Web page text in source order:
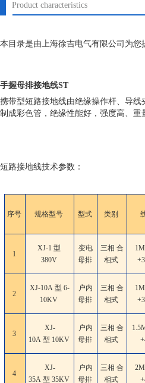
Product characteristics
本目录是由上海徐吉电气有限公司为您
手握母排接地线ST
携带型短路接地线由绝缘操作杆、导
制成彩色管，绝缘性能好，强度高、
短路接地线技术参数：
序号 规格型号 型式 类别
1
XJ-1 型
380V
变电
母排
三相 合
相式
2
XJ-10A 型 6-
10KV
户内
母排
三相 合
相式
3
XJ-
10A 型 10KV
户内
母排
三相 合
相式
4
XJ-
35A 型 35KV
户内
母排
三相 合
相式